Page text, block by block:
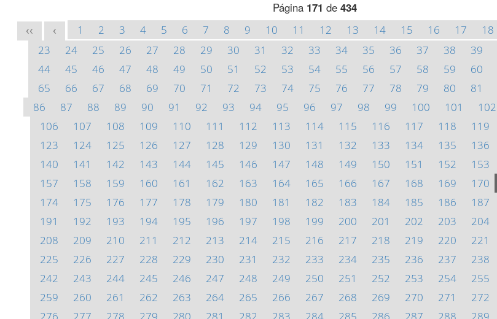
Página 171 de 434
<< < 1 2 3 4 5 6 7 8 9 10 11 12 13 14 15 16 17 18
23
24 25 26 27 28 29 30 31 32 33 34 35 36 37 38 39
44
45 46 47 48 49 50 51 52 53 54 55 56 57 58 59 60
65
66 67 68 69 70 71 72 73 74 75 76 77 78 79 80 81
86
87 88 89 90 91 92 93 94 95 96 97 98 99 100 101 102
106
107 108 109 110 111 112 113 114 115 116 117 118 119
123
124 125 126 127 128 129 130 131 132 133 134 135 136
140
141 142 143 144 145 146 147 148 149 150 151 152 153
157
158 159 160 161 162 163 164 165 166 167 168 169 170
174
175 176 177 178 179 180 181 182 183 184 185 186 187
191
192 193 194 195 196 197 198 199 200 201 202 203 204
208
209 210 211 212 213 214 215 216 217 218 219 220 221
225
226 227 228 229 230 231 232 233 234 235 236 237 238
242
243 244 245 246 247 248 249 250 251 252 253 254 255
259
260 261 262 263 264 265 266 267 268 269 270 271 272